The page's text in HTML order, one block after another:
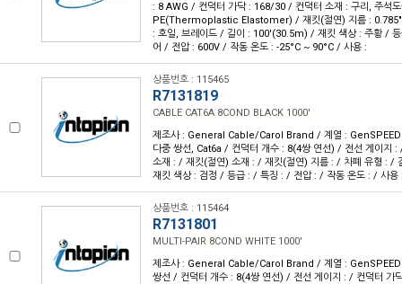
: 8 AWG / 컨덕터 가닥 : 168/30 / 컨덕터 소재 : 구리, 주석
PE(Thermoplastic Elastomer) / 재킷(절연) 지름 :
: 호일, 브레이드 / 길이 : 100'(30.5m) / 재킷 색상 : 주황 /
어 / 전압 : 600V / 작동 온도 : -25°C ~ 90°C / 사용 :
상품번호 : 115465
R7131819
CABLE CAT6A 8COND BLACK 1000'
제조사 : General Cable/Carol Brand / 계열 :
다중 쌍선, Cat6a / 컨덕터 개수 : 8(4쌍 연선) / 전선 게이지
소재 : / 재킷(절연) 소재 : / 재킷(절연) 지름 : / 차폐 유형 :
재킷 색상 : 검정 / 등급 : / 특징 : / 전압 : / 작동 온도 : / 사용
상품번호 : 115464
R7131801
MULTI-PAIR 8COND WHITE 1000'
제조사 : General Cable/Carol Brand / 계열 :
쌍선 / 컨덕터 개수 : 8(4쌍 연선) / 전선 게이지 : / 컨덕터 가